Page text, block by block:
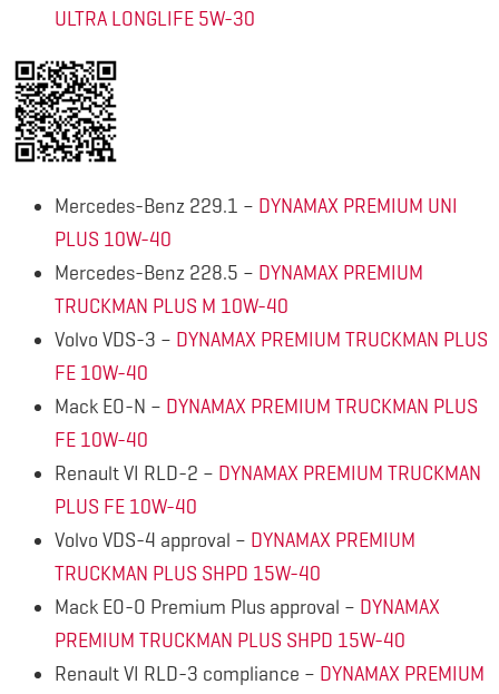
ULTRA LONGLIFE 5W-30
Mercedes-Benz 229.1 – DYNAMAX PREMIUM UNI
PLUS 10W-40
Mercedes-Benz 228.5 – DYNAMAX PREMIUM
TRUCKMAN PLUS M 10W-40
Volvo VDS-3 – DYNAMAX PREMIUM TRUCKMAN PLUS
FE 10W-40
Mack EO-N – DYNAMAX PREMIUM TRUCKMAN PLUS
FE 10W-40
Renault VI RLD-2 – DYNAMAX PREMIUM TRUCKMAN
PLUS FE 10W-40
Volvo VDS-4 approval – DYNAMAX PREMIUM
TRUCKMAN PLUS SHPD 15W-40
Mack EO-O Premium Plus approval – DYNAMAX
PREMIUM TRUCKMAN PLUS SHPD 15W-40
Renault VI RLD-3 compliance – DYNAMAX PREMIUM